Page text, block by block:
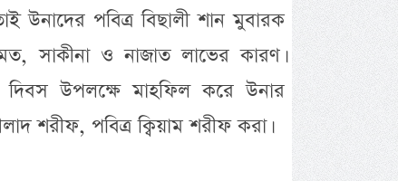
উনাদের পবিত্র বিছালী শান মুবারক
সাকীনা ও নাজাত লাভের কারণ।
উপলক্ষে মাহফিল করে উনার
শরীফ, পবিত্র ক্বিয়াম শরীফ করা।